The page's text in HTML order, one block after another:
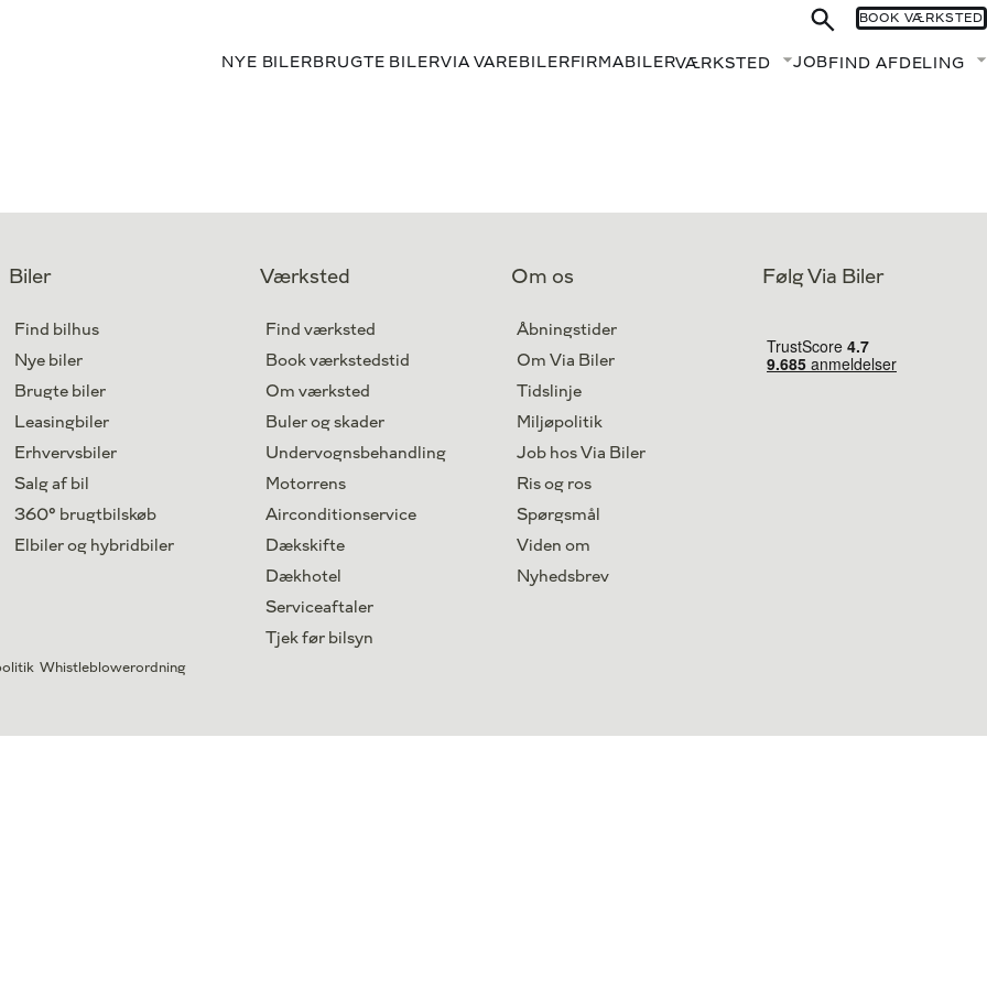
NYE BILER BRUGTE BILERVIA VAREBILER FIRMABILERVÆRKSTED Fold undermenu ud
JOB FIND AFDELING
BOOK VÆRKSTED
Biler
Find bilhus
Nye biler
Brugte biler
Leasingbiler
Erhvervsbiler
Salg af bil
360° brugtbilskøb
Elbiler og hybridbiler
Værksted
Find værksted
Book værkstedstid
Om værksted
Buler og skader
Undervognsbehandling
Motorrens
Airconditionservice
Dækskifte
Dækhotel
Serviceaftaler
Tjek før bilsyn
Om os
Åbningstider
Om Via Biler
Tidslinje
Miljøpolitik
Job hos Via Biler
Ris og ros
Spørgsmål
Viden om
Nyhedsbrev
Følg Via Biler
Whistleblowerordning